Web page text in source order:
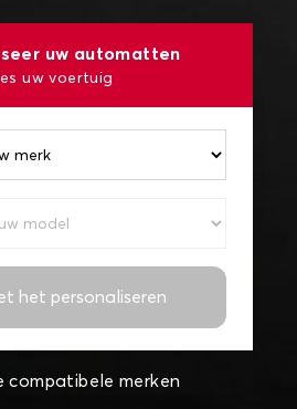
uw automatten
uw voertuig
het personaliseren
compatibele merken